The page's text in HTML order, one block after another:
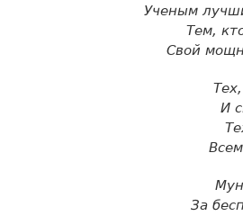
Ученым
Тем,
Свой
И
За